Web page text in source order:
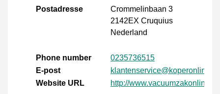
Postadresse
Crommelinbaan 3
2142EX Cruquius
Nederland
Phone number
0235736515
E-post
klantenservice@koperonline.nl
Website URL
http://www.vacuumzakonline.nl